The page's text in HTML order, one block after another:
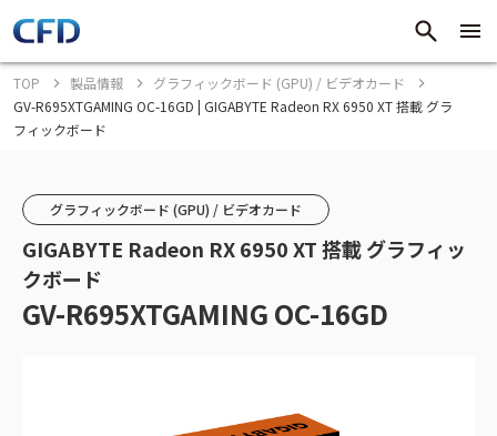
TOP 製品情報
グラフィックボード (GPU) / ビデオカード
GV-R695XTGAMING OC-16GD | GIGABYTE Radeon RX 6950 XT 搭載 グラ
フィックボード
グラフィックボード (GPU) / ビデオカード
GIGABYTE Radeon RX 6950 XT 搭載 グラフィッ
クボード
GV-R695XTGAMING OC-16GD